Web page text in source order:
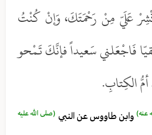
عَلَيّ مِنْ رَحْمَتَكَ، وَإنْ كُنْتُ
فَاجْعَلني سَعيداً فإنَّكَ تَمْحو
الكِتابِ.
عنه) وابن طاووس عن النبي (صلى الله عليه